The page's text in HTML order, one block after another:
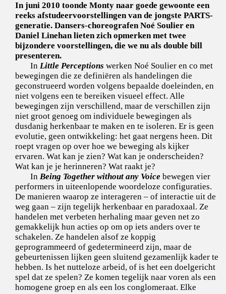
In juni 2010 toonde Monty naar goede gewoonte een
reeks afstudeervoorstellingen van de jongste PARTS-
generatie. Dansers-choreografen Noé Soulier en
Daniel Linehan lieten zich opmerken met twee
bijzondere voorstellingen, die we nu als double bill
presenteren.
In Little Perceptions werken Noé Soulier en co met
bewegingen die ze definiëren als handelingen die
geconstrueerd worden volgens bepaalde doeleinden, en
niet volgens een te bereiken visueel effect. Alle
bewegingen zijn verschillend, maar de verschillen zijn
niet groot genoeg om individuele bewegingen als
dusdanig herkenbaar te maken en te isoleren. Er is geen
evolutie, geen ontwikkeling: het gaat nergens heen. Dit
roept vragen op over hoe we beweging als kijker
ervaren. Wat kan je zien? Wat kan je onderscheiden?
Wat kan je je herinneren? Wat raakt je?
In Being Together without any Voice bewegen vier
performers in uiteenlopende woordeloze configuraties.
De manieren waarop ze interageren – of interactie uit de
weg gaan – zijn tegelijk herkenbaar en paradoxaal. Ze
handelen met verbeten herhaling maar geven net zo
gemakkelijk hun acties op om op iets anders over te
schakelen. Ze handelen alsof ze koppig
geprogrammeerd of gedetermineerd zijn, maar de
gebeurtenissen lijken geen sluitend gezamenlijk kader te
hebben. Is het nutteloze arbeid, of is het een doelgericht
spel dat ze spelen? Ze komen tegelijk naar voren als een
homogene groep en als een los conglomeraat. Elke